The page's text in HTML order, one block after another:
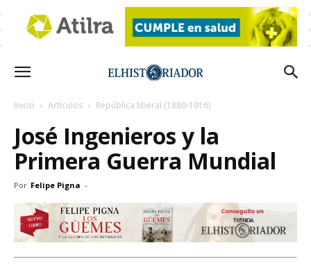
Inicio Artículos República liberal (1880-1916)
José Ingenieros y la
Primera Guerra Mundial
Por Felipe Pigna -